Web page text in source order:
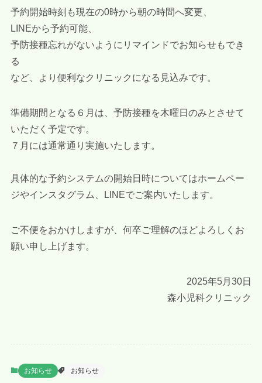
予約開始時刻も現在の0時から朝の時間へ変更、
LINEから予約可能、
予防接種忘れがないようにリマインドでお知らせもでき
る
など、より便利なクリニックになる見込みです。
準備期間となる６月は、予防接種を木曜日のみとさせて
いただく予定です。
７月には通常通り実施いたします。
具体的な予約システムの開始日時についてはホームペー
ジやインスタグラム、LINEでご案内いたします。
ご不便をおかけしますが、何卒ご理解のほどよろしくお
願い申し上げます。
2025年5月30日
森小児科クリニック
お知らせ お知らせ